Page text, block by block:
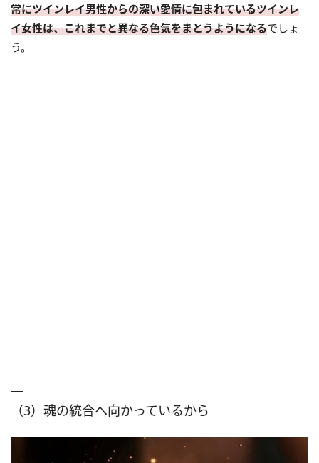
常にツインレイ男性からの深い愛情に包まれているツインレ
イ女性は、これまでと異なる色気をまとうようになるでしょ
う。
（3）魂の統合へ向かっているから